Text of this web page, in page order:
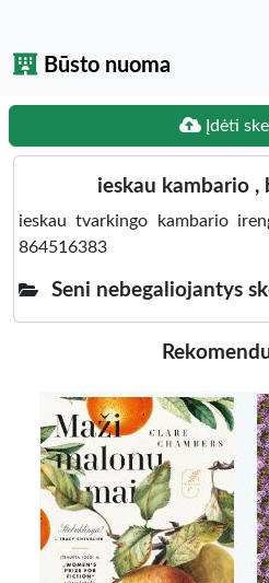
Būsto nuoma
Įdėti
ieskau kambario ,
ieskau tvarkingo kambario
864516383
Seni nebegaliojantys